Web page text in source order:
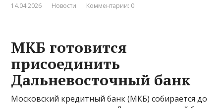
14.04.2026 Новости Комментарии: 0
МКБ готовится
присоединить
Дальневосточный банк
Московский кредитный банк (МКБ) собирается до